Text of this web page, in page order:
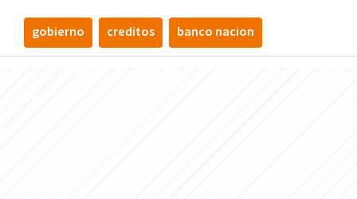
gobierno creditos banco nacion